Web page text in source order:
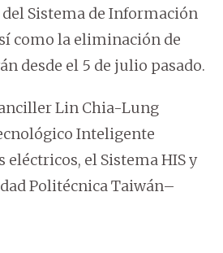
Sistema de Información
como la eliminación de
desde el 5 de julio pasado.
Lin Chia-Lung
Inteligente
el Sistema HIS y
Politécnica Taiwán–